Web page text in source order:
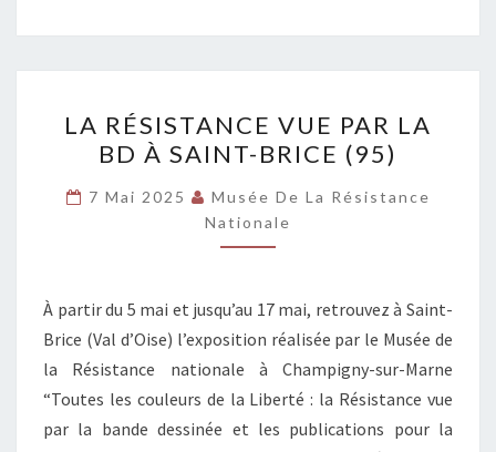
RÉSISTANCE
VUE
PAR
LA
BD
SAINT-
BRICE
(95)
LA RÉSISTANCE VUE PAR LA
BD À SAINT-BRICE (95)
7 Mai 2025
Musée De La Résistance
Nationale
À partir du 5 mai et jusqu’au 17 mai, retrouvez à Saint-
Brice (Val d’Oise) l’exposition réalisée par le Musée de
la Résistance nationale à Champigny-sur-Marne
“Toutes les couleurs de la Liberté : la Résistance vue
par la bande dessinée et les publications pour la